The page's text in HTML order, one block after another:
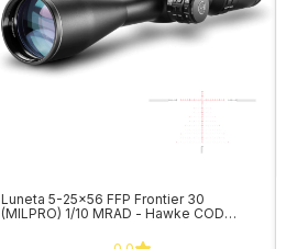
Luneta 5-25x56 FFP Frontier 30
(MILPRO) 1/10 MRAD - Hawke COD